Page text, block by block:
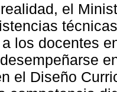
el
los docentes
el Diseño